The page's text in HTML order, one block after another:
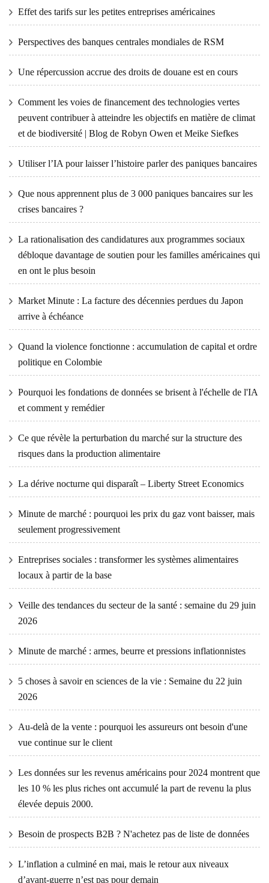
Effet des tarifs sur les petites entreprises américaines
Perspectives des banques centrales mondiales de RSM
Une répercussion accrue des droits de douane est en cours
Comment les voies de financement des technologies vertes
peuvent contribuer à atteindre les objectifs en matière de climat
et de biodiversité | Blog de Robyn Owen et Meike Siefkes
Utiliser l’IA pour laisser l’histoire parler des paniques bancaires
Que nous apprennent plus de 3 000 paniques bancaires sur les
crises bancaires ?
La rationalisation des candidatures aux programmes sociaux
débloque davantage de soutien pour les familles américaines qui
en ont le plus besoin
Market Minute : La facture des décennies perdues du Japon
arrive à échéance
Quand la violence fonctionne : accumulation de capital et ordre
politique en Colombie
Pourquoi les fondations de données se brisent à l'échelle de l'IA
et comment y remédier
Ce que révèle la perturbation du marché sur la structure des
risques dans la production alimentaire
La dérive nocturne qui disparaît – Liberty Street Economics
Minute de marché : pourquoi les prix du gaz vont baisser, mais
seulement progressivement
Entreprises sociales : transformer les systèmes alimentaires
locaux à partir de la base
Veille des tendances du secteur de la santé : semaine du 29 juin
2026
Minute de marché : armes, beurre et pressions inflationnistes
5 choses à savoir en sciences de la vie : Semaine du 22 juin
2026
Au-delà de la vente : pourquoi les assureurs ont besoin d'une
vue continue sur le client
Les données sur les revenus américains pour 2024 montrent que
les 10 % les plus riches ont accumulé la part de revenu la plus
élevée depuis 2000.
Besoin de prospects B2B ? N'achetez pas de liste de données
L’inflation a culminé en mai, mais le retour aux niveaux
d’avant-guerre n’est pas pour demain